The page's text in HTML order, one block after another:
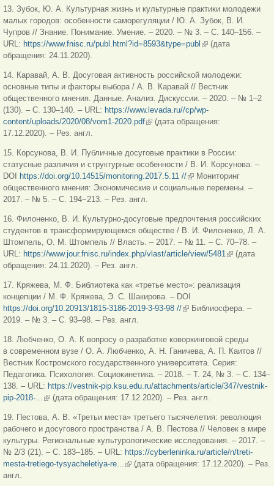
13. Зубок, Ю. А. Культурная жизнь и культурные практики молодежи
малых городов: особенности саморегуляции / Ю. А. Зубок, В. И.
Чупров // Знание. Понимание. Умение. – 2020. – № 3. – С. 140–156. –
URL: https://www.fnisc.ru/publ.html?id=8593&type=publ (внешняя ссылка)
(дата
обращения: 24.11.2020).
14. Каравай, А. В. Досуговая активность российской молодежи:
основные типы и факторы выбора / А. В. Каравай // Вестник
общественного мнения. Данные. Анализ. Дискуссии. – 2020. – № 1–2
(130). – С. 130–140. – URL: https://www.levada.ru//cp/wp-
content/uploads/2020/08/vom1-2020.pdf(внешняя ссылка)
(дата обращения:
17.12.2020). – Рез. англ.
15. Корсунова, В. И. Публичные досуговые практики в России:
статусные различия и структурные особенности / В. И. Корсунова. –
DOI
https://doi.org/10.14515/monitoring.2017.5.11 //(внешняя ссылка)
Мониторинг
общественного мнения: Экономические и социальные перемены. –
2017. – № 5. – С. 194−213. – Рез. англ.
16. Филоненко, В. И. Культурно-досуговые предпочтения российских
студентов в трансформирующемся обществе / В. И. Филоненко, Л. А.
Штомпель, О. М. Штомпель // Власть. – 2017. – № 11. – С. 70–78. –
URL: https://www.jour.fnisc.ru/index.php/vlast/article/view/5481(внешняя
(дата
обращения: 24.11.2020). – Рез. англ.
17. Кряжева, М. Ф. Библиотека как «третье место»: реализация
концепции / М. Ф. Кряжева, Э. С. Шакирова. – DOI
https://doi.org/10.20913/1815-3186-2019-3-93-98 //(внешняя ссылка)
Библиосфера. –
2019. – № 3. – С. 93–98. – Рез. англ.
18. Любченко, О. А. К вопросу о разработке коворкинговой среды
в современном вузе / О. А. Любченко, А. Н. Ганичева, А. П. Каитов //
Вестник Костромского государственного университета. Серия:
Педагогика. Психология. Социокинетика. – 2018. – Т. 24, № 3. – С. 134–
138. – URL: https://vestnik-pip.ksu.edu.ru/attachments/article/347/vestnik-
pip-2018-... (внешняя ссылка)
(дата обращения: 17.12.2020). – Рез. англ.
19. Пестова, А. В. «Третьи места» третьего тысячелетия: революция
рабочего и досугового пространства / А. В. Пестова // Человек в мире
культуры. Региональные культурологические исследования. – 2017. –
№ 2/3 (21). – С. 183–185. – URL: https://cyberleninka.ru/article/n/treti-
mesta-tretiego-tysyacheletiya-re... (внешняя ссылка)
(дата обращения: 17.12.2020). – Рез.
англ.